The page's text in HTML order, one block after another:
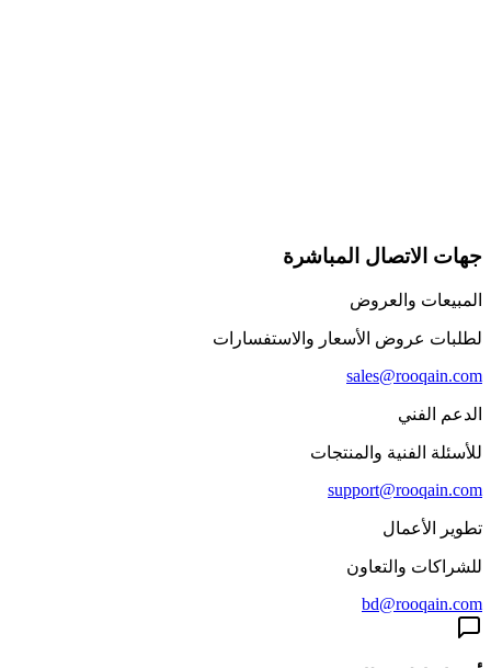
جهات الاتصال المباشرة
المبيعات والعروض
لطلبات عروض الأسعار والاستفسارات
sales@rooqain.com
الدعم الفني
للأسئلة الفنية والمنتجات
support@rooqain.com
تطوير الأعمال
للشراكات والتعاون
bd@rooqain.com